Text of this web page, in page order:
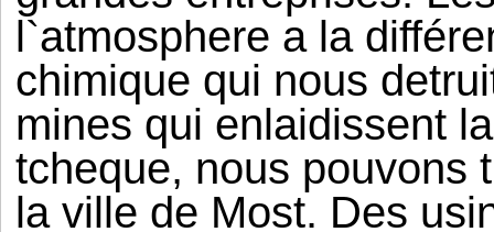
l`atmosphere a la
chimique qui nous
mines qui enlaidissent
tcheque, nous pouvons
la ville de Most. Des